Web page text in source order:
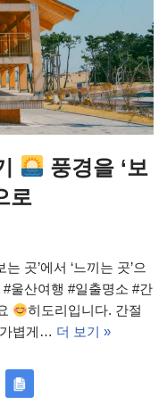
풍경을 ‘보
로
는 곳’에서 ‘느끼는 곳’으
울산여행 #일출명소 #간
히도리입니다. 간절
볍게… 더 보기 »